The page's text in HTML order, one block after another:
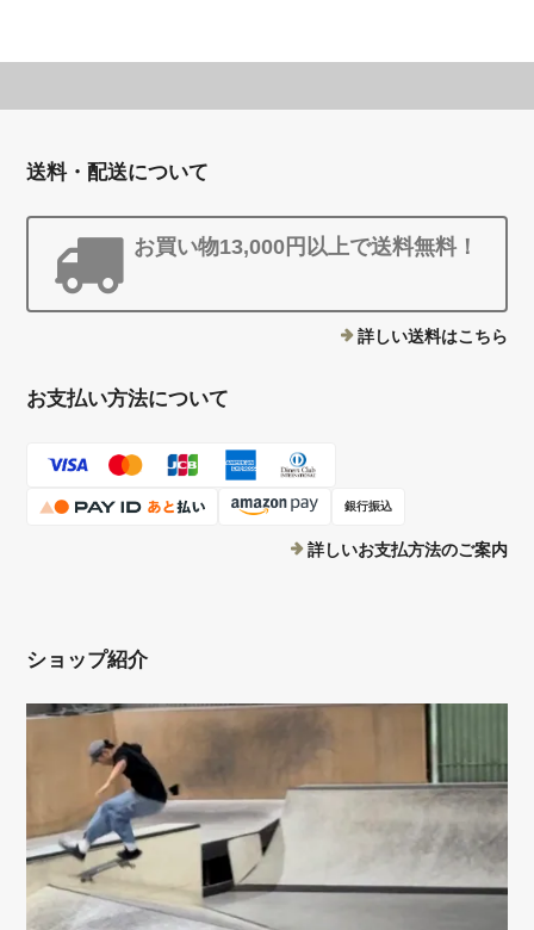
送料・配送について
お買い物13,000円以上で送料無料！
詳しい送料はこちら
お支払い方法について
銀行振込
詳しいお支払方法のご案内
ショップ紹介